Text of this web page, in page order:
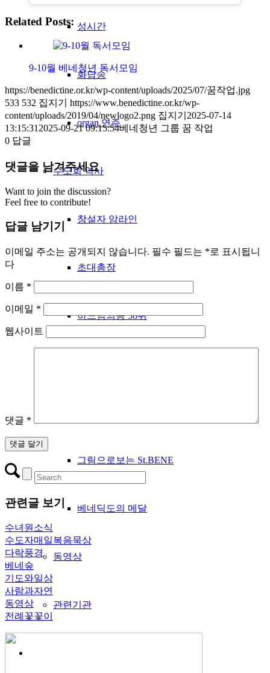
성시간
화답송
organ 연주
수도회 역사
창설자 암라인
초대총장
하느님의종 38위
그림으로보는 St.BENE
베네딕도의 메달
동영상
관련기관
Related Posts:
9-10월 베네청년 독서모임
https://benedictine.or.kr/wp-content/uploads/2025/07/꿈작업.jpg
533 532 집지기
https://www.benedictine.or.kr/wp-
content/uploads/2019/04/newlogo2.png 집지기 2025-07-14
13:15:31 2025-09-21 09:15:54베네청년 그룹 꿈 작업
0 답글
댓글을 남겨주세요
Want to join the discussion?
Feel free to contribute!
답글 남기기
이메일 주소는 공개되지 않습니다. 필수 필드는 *로 표시됩니
다
이름 *
이메일 *
웹사이트
댓글 *
관련글 보기
수녀원소식
수도자매일복음묵상
다락풍경
베네숲
기도와일상
사람과자연
동영상
전례꽃꽃이